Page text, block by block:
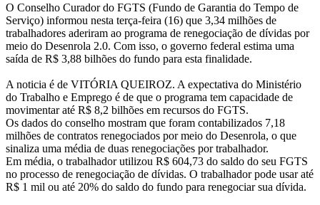
O Conselho Curador do FGTS (Fundo de Garantia do Tempo de
Serviço) informou nesta terça-feira (16) que 3,34 milhões de
trabalhadores aderiram ao programa de renegociação de dívidas por
meio do Desenrola 2.0. Com isso, o governo federal estima uma
saída de R$ 3,88 bilhões do fundo para esta finalidade.
A noticia é de VITÓRIA QUEIROZ. A expectativa do Ministério
do Trabalho e Emprego é de que o programa tem capacidade de
movimentar até R$ 8,2 bilhões em recursos do FGTS.
Os dados do conselho mostram que foram contabilizados 7,18
milhões de contratos renegociados por meio do Desenrola, o que
sinaliza uma média de duas renegociações por trabalhador.
Em média, o trabalhador utilizou R$ 604,73 do saldo do seu FGTS
no processo de renegociação de dívidas. O trabalhador pode usar até
R$ 1 mil ou até 20% do saldo do fundo para renegociar sua dívida.